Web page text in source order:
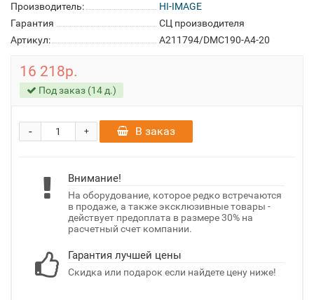
Производитель:
HI-IMAGE
Гарантия
СЦ производителя
Артикул:
A211794/DMC190-A4-20
16 218р.
Под заказ (14 д.)
+
- В заказ
Внимание!
На оборудование, которое редко встречаются
в продаже, а также эксклюзивные товары -
действует предоплата в размере 30% на
расчетный счет компании.
Гарантия лучшей цены
Скидка или подарок если найдете цену ниже!